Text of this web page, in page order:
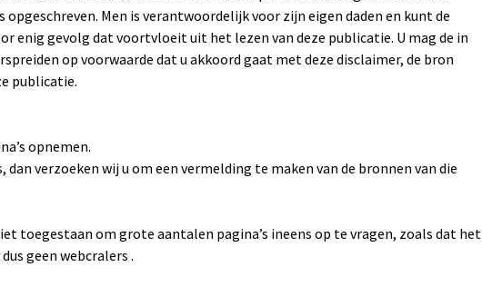
Men is verantwoordelijk voor zijn eigen daden en kunt de
enig gevolg dat voortvloeit uit het lezen van deze publicatie. U mag de in
op voorwaarde dat u akkoord gaat met deze disclaimer, de bron
publicatie.
opnemen.
verzoeken wij u om een vermelding te maken van de bronnen van die
toegestaan om grote aantalen pagina’s ineens op te vragen, zoals dat het
geen webcralers .